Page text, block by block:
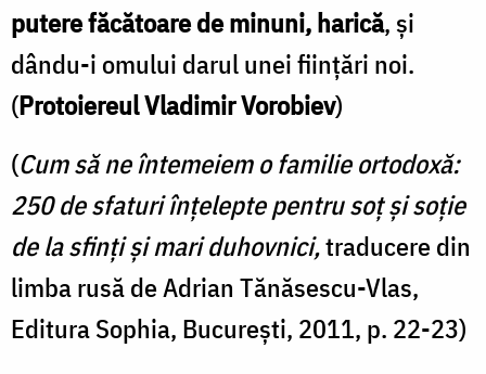
putere făcătoare de minuni, harică, şi
dându-i omului darul unei fiinţări noi.
(Protoiereul Vladimir Vorobiev)
(Cum să ne întemeiem o familie ortodoxă:
250 de sfaturi înţelepte pentru soţ şi soţie
de la sfinţi şi mari duhovnici,traducere din
limba rusă de Adrian Tănăsescu-Vlas,
Editura Sophia, Bucureşti, 2011, p. 22-23)